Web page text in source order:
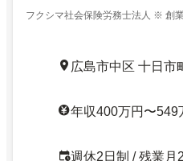
フクシマ社会保険労務士法人 ※ 創
広島市中区 十日市
年収400万円〜549
週休2日制 / 残業月